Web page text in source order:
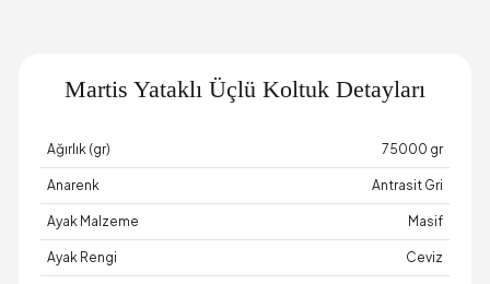
Martis Yataklı Üçlü Koltuk Detayları
Ağırlık (gr) 75000 gr
Anarenk Antrasit Gri
Ayak Malzeme Masif
Ayak Rengi Ceviz